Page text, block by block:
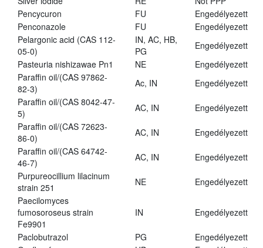
Pencycuron
FU
Engedélyezett
Penconazole
FU
Engedélyezett
Pelargonic acid (CAS 112-
05-0)
IN, AC, HB,
PG
Engedélyezett
Pasteuria nishizawae Pn1
NE
Engedélyezett
Paraffin oil/(CAS 97862-
82-3)
Ac, IN
Engedélyezett
Paraffin oil/(CAS 8042-47-
5)
AC, IN
Engedélyezett
Paraffin oil/(CAS 72623-
86-0)
AC, IN
Engedélyezett
Paraffin oil/(CAS 64742-
46-7)
AC, IN
Engedélyezett
Purpureocillium lilacinum
strain 251
NE
Engedélyezett
Paecilomyces
fumosoroseus strain
Fe9901
IN Engedélyezett
Paclobutrazol PG
Engedélyezett